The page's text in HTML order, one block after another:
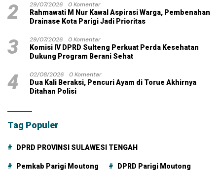
2 29/07/2026
0 Komentar
Rahmawati M Nur Kawal Aspirasi Warga, Pembenahan
Drainase Kota Parigi Jadi Prioritas
3 29/07/2026
0 Komentar
Komisi IV DPRD Sulteng Perkuat Perda Kesehatan
Dukung Program Berani Sehat
4 02/08/2026
0 Komentar
Dua Kali Beraksi, Pencuri Ayam di Torue Akhirnya
Ditahan Polisi
Tag Populer
DPRD PROVINSI SULAWESI TENGAH
Pemkab Parigi Moutong DPRD Parigi Moutong